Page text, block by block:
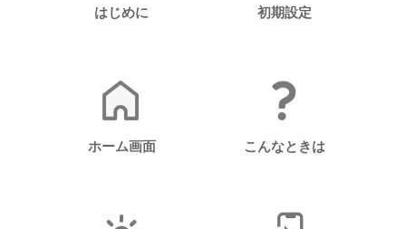
はじめに 初期設定
ホーム画面 こんなときは